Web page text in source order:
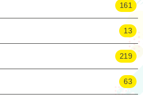
161
13
219
63